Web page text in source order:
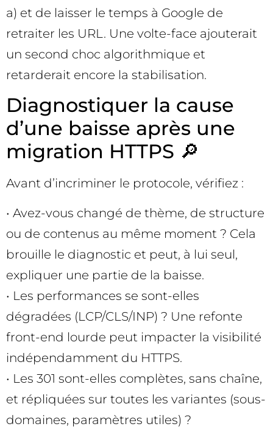
a) et de laisser le temps à Google de
retraiter les URL. Une volte-face ajouterait
un second choc algorithmique et
retarderait encore la stabilisation.
Diagnostiquer la cause
d’une baisse après une
migration HTTPS 🔎
Avant d’incriminer le protocole, vérifiez :
• Avez-vous changé de thème, de structure
ou de contenus au même moment ? Cela
brouille le diagnostic et peut, à lui seul,
expliquer une partie de la baisse.
• Les performances se sont-elles
dégradées (LCP/CLS/INP) ? Une refonte
front-end lourde peut impacter la visibilité
indépendamment du HTTPS.
• Les 301 sont-elles complètes, sans chaîne,
et répliquées sur toutes les variantes (sous-
domaines, paramètres utiles) ?